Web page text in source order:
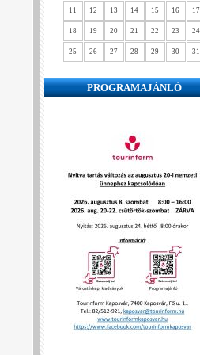
11 12 13 14 15 16 17
18 19 20 21 22 23 24
25 26 27 28 29 30 31
PROGRAMAJÁNLÓ